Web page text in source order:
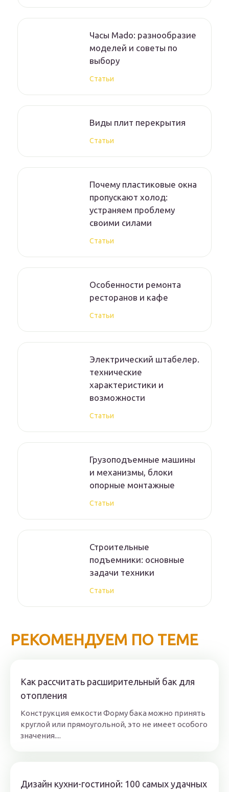
Часы Mado: разнообразие
моделей и советы по
выбору
Статьи
Виды плит перекрытия
Статьи
Почему пластиковые окна
пропускают холод:
устраняем проблему
своими силами
Статьи
Особенности ремонта
ресторанов и кафе
Статьи
Электрический штабелер.
технические
характеристики и
возможности
Статьи
Грузоподъемные машины
и механизмы, блоки
опорные монтажные
Статьи
Строительные
подъемники: основные
задачи техники
Статьи
РЕКОМЕНДУЕМ ПО ТЕМЕ
Как рассчитать расширительный бак для
отопления
Конструкция емкости Форму бака можно принять
круглой или прямоугольной, это не имеет особого
значения....
Дизайн кухни-гостиной: 100 самых удачных